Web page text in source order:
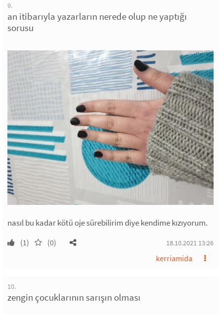
9.
an itibarıyla yazarların nerede olup ne yaptığı
sorusu
nasıl bu kadar kötü oje sürebilirim diye kendime kızıyorum.
(1) (0) 18.10.2021 13:26
kerriamida
10.
zengin çocuklarının sarışın olması